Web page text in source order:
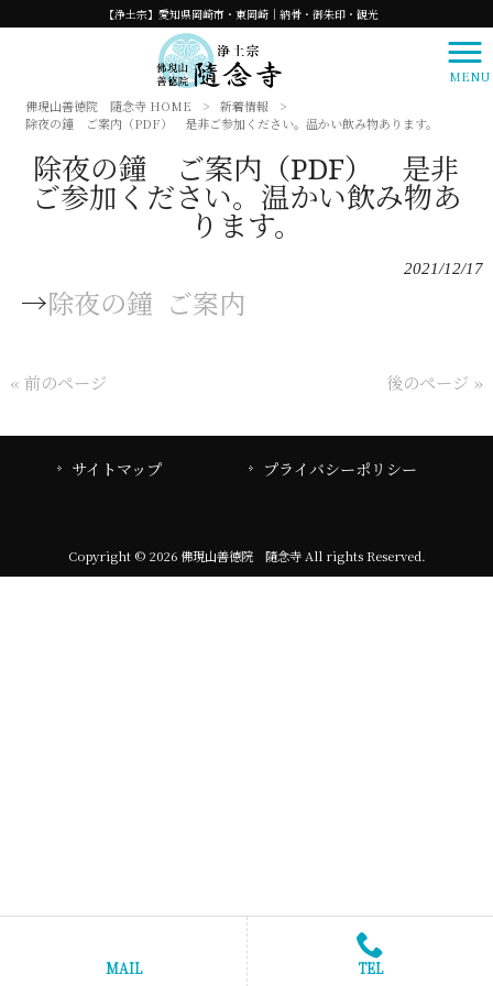
【浄土宗】愛知県岡崎市・東岡崎｜納骨・御朱印・観光
MENU
佛現山善徳院 隨念寺 HOME
> 新着情報
>
除夜の鐘 ご案内（PDF） 是非ご参加ください。温かい飲み物あります。
除夜の鐘 ご案内（PDF） 是非
ご参加ください。温かい飲み物あ
ります。
2021/12/17
→除夜の鐘 ご案内
« 前のページ 後のページ »
サイトマップ プライバシーポリシー
Copyright © 2026 佛現山善徳院 隨念寺 All rights Reserved.
MAIL TEL